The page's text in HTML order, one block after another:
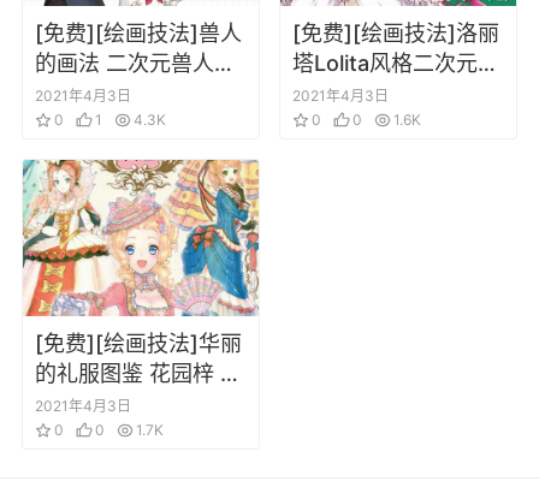
[免费][绘画技法]兽人
的画法 二次元兽人的
详细绘画教学 从真实
系兽人到抽象系兽人
2021年4月3日
0
1 4.3K
[免费][绘画技法]洛丽
塔Lolita风格二次元女
孩服装的绘画技巧
2021年4月3日
0
0 1.6K
[免费][绘画技法]华丽
的礼服图鉴 花园梓 德
井淑子 华丽的礼服的
绘画方法欧式礼服参
2021年4月3日
0
0 1.7K